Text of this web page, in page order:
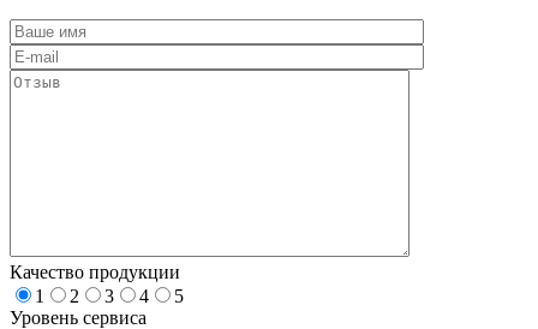
Качество продукции
1
2 3 4
5
Уровень сервиса